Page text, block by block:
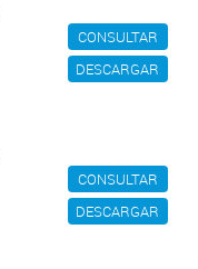
CONSULTAR
DESCARGAR
CONSULTAR
DESCARGAR